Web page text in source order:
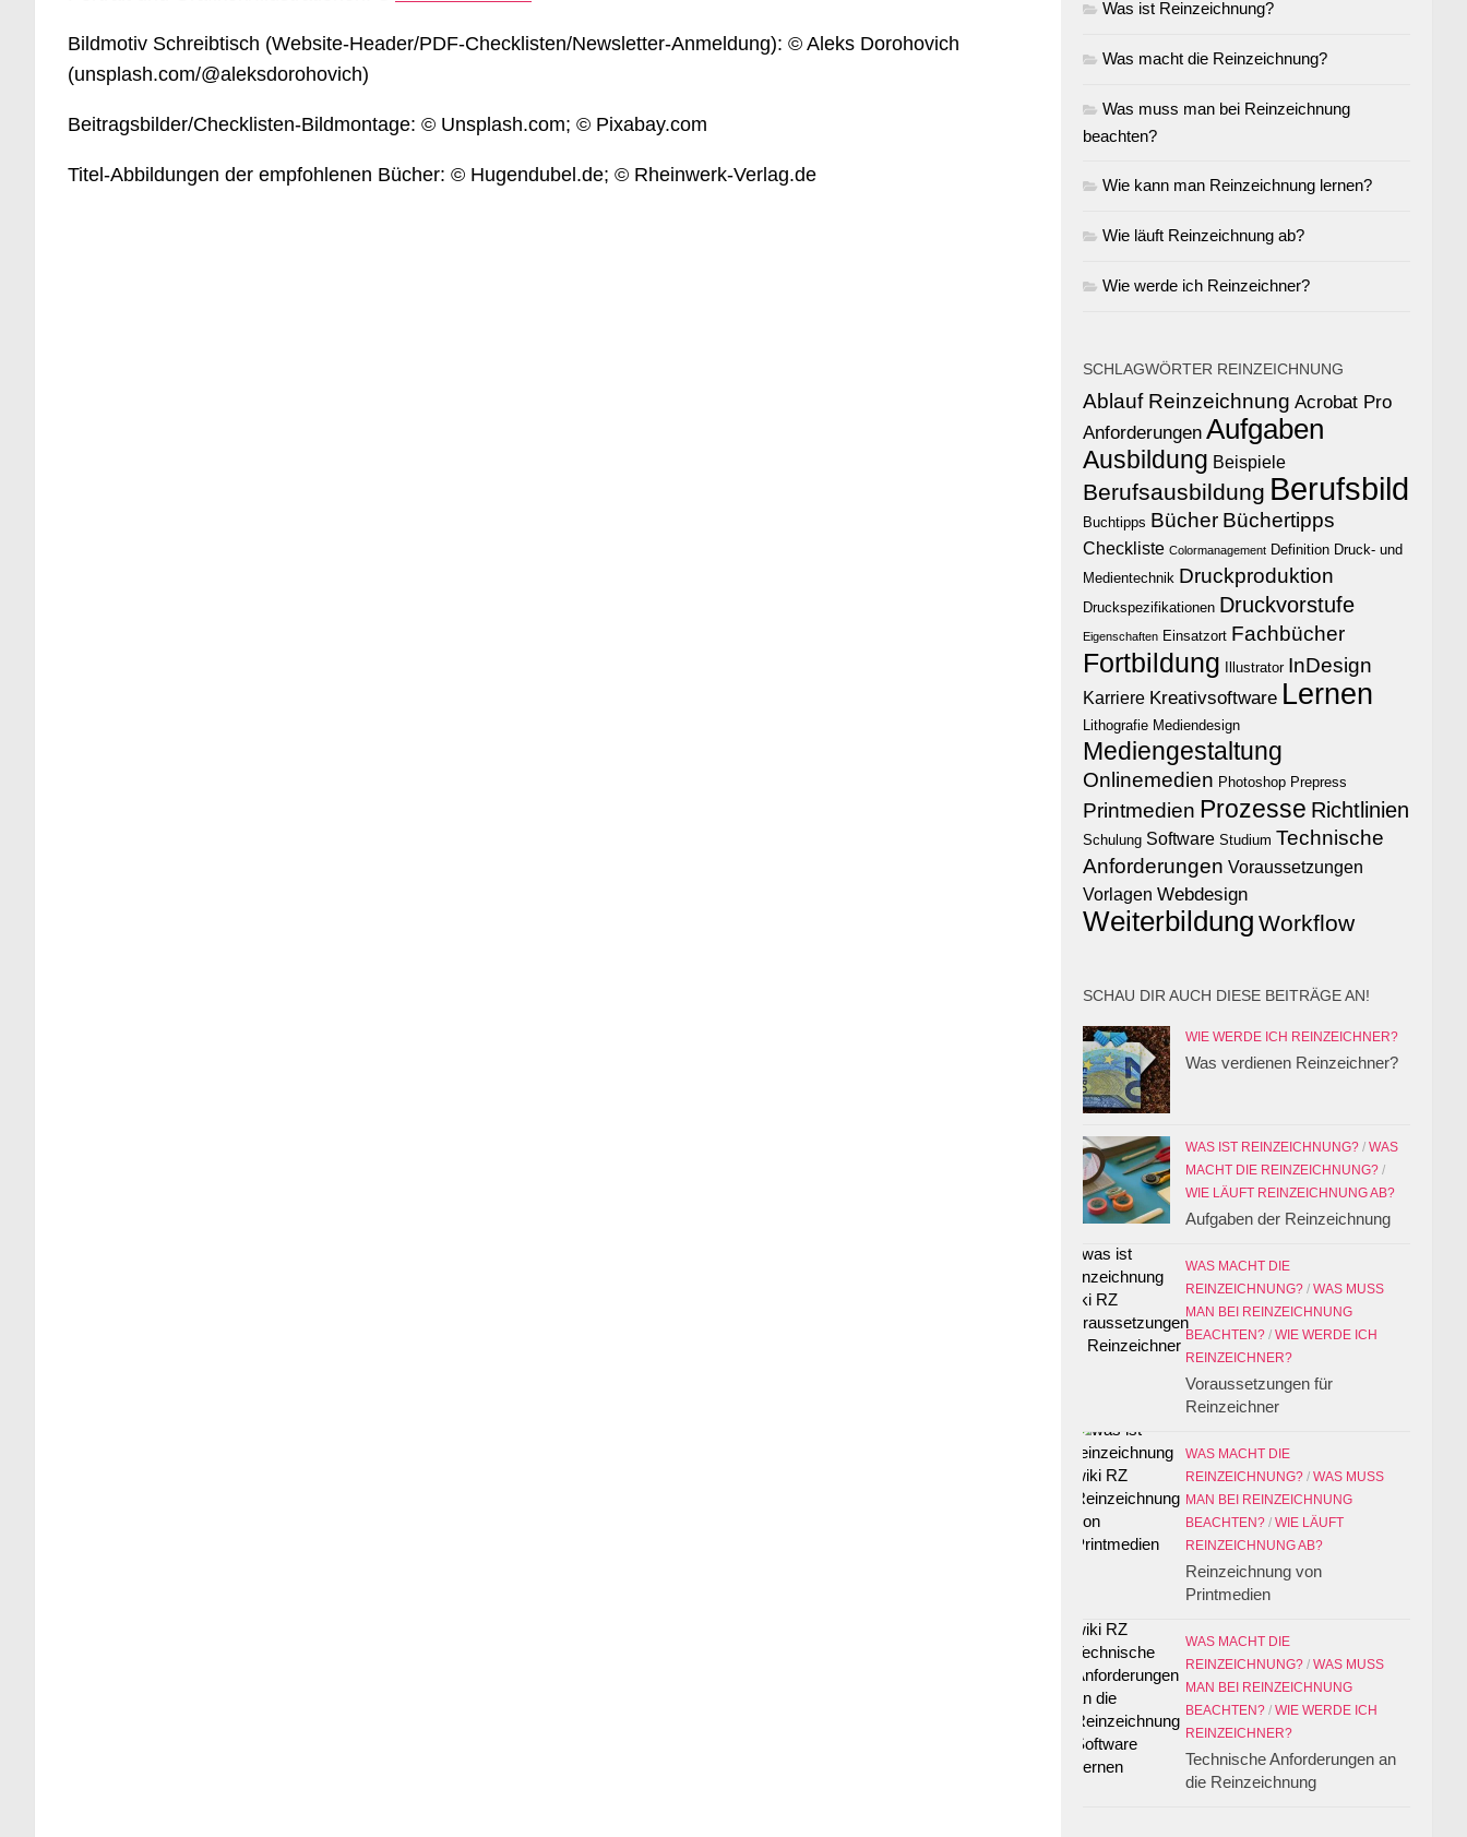
Bildmotiv Schreibtisch (Website-Header/PDF-Checklisten/Newsletter-Anmeldung): © Aleks Dorohovich
(unsplash.com/@aleksdorohovich)
Beitragsbilder/Checklisten-Bildmontage: © Unsplash.com; © Pixabay.com
Titel-Abbildungen der empfohlenen Bücher: © Hugendubel.de; © Rheinwerk-Verlag.de
Was ist Reinzeichnung?
Was macht die Reinzeichnung?
Was muss man bei Reinzeichnung
beachten?
Wie kann man Reinzeichnung lernen?
Wie läuft Reinzeichnung ab?
Wie werde ich Reinzeichner?
SCHLAGWÖRTER REINZEICHNUNG
Ablauf Reinzeichnung Acrobat Pro
Anforderungen Aufgaben
Ausbildung Beispiele
Berufsausbildung Berufsbild
Buchtipps Bücher Büchertipps
Checkliste Colormanagement Definition Druck- und
Medientechnik Druckproduktion
Druckspezifikationen Druckvorstufe
Eigenschaften Einsatzort Fachbücher
Fortbildung Illustrator InDesign
Karriere Kreativsoftware Lernen
Lithografie Mediendesign
Mediengestaltung
Onlinemedien Photoshop Prepress
Printmedien Prozesse Richtlinien
Schulung Software Studium Technische
Anforderungen Voraussetzungen
Vorlagen Webdesign
Weiterbildung Workflow
SCHAU DIR AUCH DIESE BEITRÄGE AN!
WIE WERDE ICH REINZEICHNER?
Was verdienen Reinzeichner?
WAS IST REINZEICHNUNG? / WAS
MACHT DIE REINZEICHNUNG? /
WIE LÄUFT REINZEICHNUNG AB?
Aufgaben der Reinzeichnung
WAS MACHT DIE
REINZEICHNUNG? / WAS MUSS
MAN BEI REINZEICHNUNG
BEACHTEN? / WIE WERDE ICH
REINZEICHNER?
Voraussetzungen für
Reinzeichner
WAS MACHT DIE
REINZEICHNUNG? / WAS MUSS
MAN BEI REINZEICHNUNG
BEACHTEN? / WIE LÄUFT
REINZEICHNUNG AB?
Reinzeichnung von
Printmedien
WAS MACHT DIE
REINZEICHNUNG? / WAS MUSS
MAN BEI REINZEICHNUNG
BEACHTEN? / WIE WERDE ICH
REINZEICHNER?
Technische Anforderungen an
die Reinzeichnung